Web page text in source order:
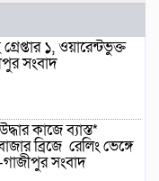
১, ওয়ারেন্টভুক্ত
সংবাদ
কাজে ব্যাস্ত*
ব্রিজে রেলিং ভেঙ্গে
গাজীপুর সংবাদ